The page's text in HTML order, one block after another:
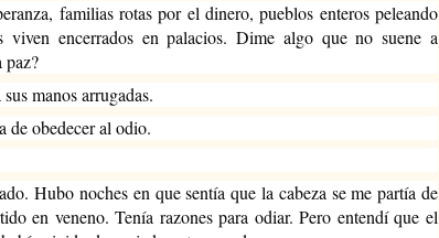
familias rotas por el dinero, pueblos enteros peleando
viven encerrados en palacios. Dime algo que no suene a
paz?
manos arrugadas.
obedecer al odio.
Hubo noches en que sentía que la cabeza se me partía de
en veneno. Tenía razones para odiar. Pero entendí que el